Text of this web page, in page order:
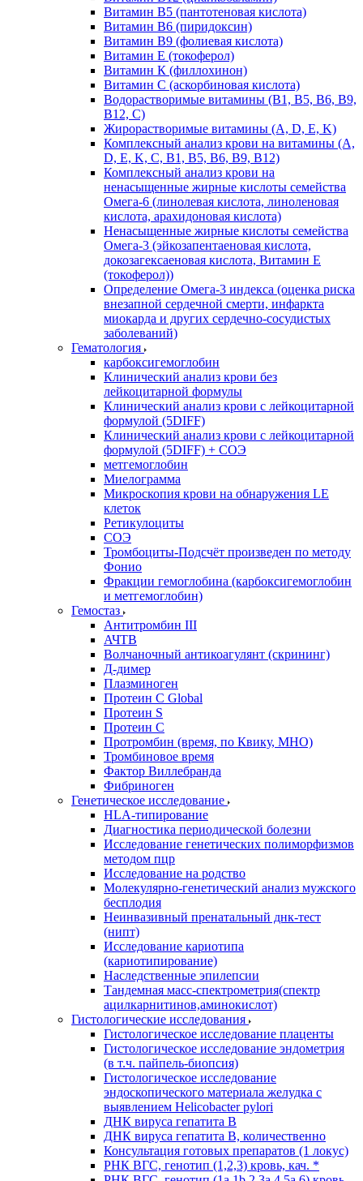
Витамин В5 (пантотеновая кислота)
Витамин В6 (пиридоксин)
Витамин В9 (фолиевая кислота)
Витамин Е (токоферол)
Витамин К (филлохинон)
Витамин С (аскорбиновая кислота)
Водорастворимые витамины (B1, B5, B6, В9,
В12, С)
Жирорастворимые витамины (A, D, E, K)
Комплексный анализ крови на витамины (A,
D, E, K, C, B1, B5, B6, В9, B12)
Комплексный анализ крови на
ненасыщенные жирные кислоты семейства
Омега-6 (линолевая кислота, линоленовая
кислота, арахидоновая кислота)
Ненасыщенные жирные кислоты семейства
Омега-3 (эйкозапентаеновая кислота,
докозагексаеновая кислота, Витамин E
(токоферол))
Определение Омега-3 индекса (оценка риска
внезапной сердечной смерти, инфаркта
миокарда и других сердечно-сосудистых
заболеваний)
Гематология
карбоксигемоглобин
Клинический анализ крови без
лейкоцитарной формулы
Клинический анализ крови с лейкоцитарной
формулой (5DIFF)
Клинический анализ крови с лейкоцитарной
формулой (5DIFF) + СОЭ
метгемоглобин
Миелограмма
Микроскопия крови на обнаружения LE
клеток
Ретикулоциты
СОЭ
Тромбоциты-Подсчёт произведен по методу
Фонио
Фракции гемоглобина (карбоксигемоглобин
и метгемоглобин)
Гемостаз
Антитромбин III
АЧТВ
Волчаночный антикоагулянт (скрининг)
Д-димер
Плазминоген
Протеин C Global
Протеин S
Протеин С
Протромбин (время, по Квику, МНО)
Тромбиновое время
Фактор Виллебранда
Фибриноген
Генетическое исследование
HLA-типирование
Диагностика периодической болезни
Исследование генетических полиморфизмов
методом пцр
Исследование на родство
Молекулярно-генетический анализ мужского
бесплодия
Неинвазивный пренатальный днк-тест
(нипт)
Исследование кариотипа
(кариотипирование)
Наследственные эпилепсии
Тандемная масс-спектрометрия(спектр
ацилкарнитинов,аминокислот)
Гистологические исследования
Гистологическое исследование плаценты
Гистологическое исследование эндометрия
(в т.ч. пайпель-биопсия)
Гистологическое исследование
эндоскопического материала желудка с
выявлением Helicobacter pylori
ДНК вируса гепатита B
ДНК вируса гепатита B, количественно
Консультация готовых препаратов (1 локус)
РНК ВГC, генотип (1,2,3) кровь, кач. *